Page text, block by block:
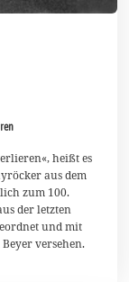
heißt es
aus dem
zum 100.
der letzten
und mit
versehen.